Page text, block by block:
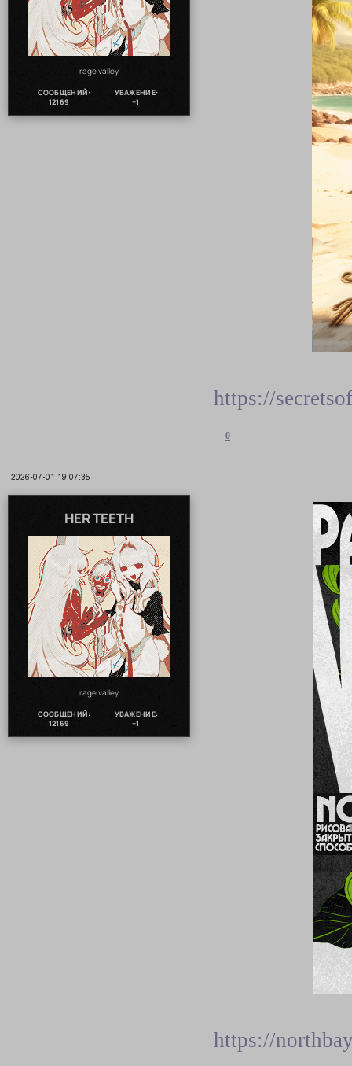
rage valley
СООБЩЕНИЙ:
12169
УВАЖЕНИЕ:
+1
https://
0
2026-07-01 19:07:35
HER TEETH
rage valley
СООБЩЕНИЙ:
12169
УВАЖЕНИЕ:
+1
https://